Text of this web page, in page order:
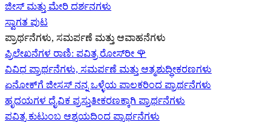
ಜೀಸ್‌ ಮತ್ತು ಮೇರಿ ದರ್ಶನಗಳು
ಸ್ವಾಗತ ಪುಟ
ಪ್ರಾರ್ಥನೆಗಳು, ಸಮರ್ಪಣೆ ಮತ್ತು ಆವಾಹನೆಗಳು
ಪ್ರಿಲೇಖನೆಗಳ ರಾಣಿ: ಪವಿತ್ರ ರೋಸ್‌ರೀ 🌹
ವಿವಿಧ ಪ್ರಾರ್ಥನೆಗಳು, ಸಮರ್ಪಣೆ ಮತ್ತು ಆತ್ಮಶುದ್ಧೀಕರಣಗಳು
ಏನೋಕ್‍ಗೆ ಜೀಸಸ್ ನನ್ನ ಒಳ್ಳೆಯ ಪಾಲಕರಿಂದ ಪ್ರಾರ್ಥನೆಗಳು
ಹೃದಯಗಳ ದೈವಿಕ ಪ್ರಸ್ತುತೀಕರಣಕ್ಕಾಗಿ ಪ್ರಾರ್ಥನೆಗಳು
ಪವಿತ್ರ ಕುಟುಂಬ ಆಶ್ರಯದಿಂದ ಪ್ರಾರ್ಥನೆಗಳು